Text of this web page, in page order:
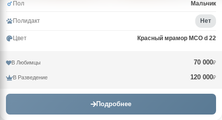
Пол Мальчик
Полидакт Нет
Цвет Красный мрамор MCO d 22
В Любимцы 70 000₽
В Разведение 120 000₽
Подробнее